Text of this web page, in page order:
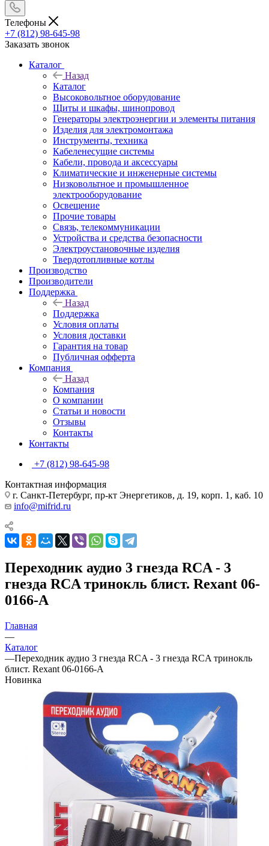
Телефоны
+7 (812) 98-645-98
Заказать звонок
Каталог
Назад
Каталог
Высоковольтное оборудование
Щиты и шкафы, шинопровод
Генераторы электроэнергии и элементы питания
Изделия для электромонтажа
Инструменты, техника
Кабеленесущие системы
Кабели, провода и аксессуары
Климатические и инженерные системы
Низковольтное и промышленное
электрооборудование
Освещение
Прочие товары
Связь, телекоммуникации
Устройства и средства безопасности
Электроустановочные изделия
Твердотопливные котлы
Производство
Производители
Поддержка
Назад
Поддержка
Условия оплаты
Условия доставки
Гарантия на товар
Публичная офферта
Компания
Назад
Компания
О компании
Статьи и новости
Отзывы
Контакты
Контакты
+7 (812) 98-645-98
Контактная информация
г. Санкт-Петербург, пр-кт Энергетиков, д. 19, корп. 1, каб. 10
info@mifrid.ru
Переходник аудио 3 гнезда RCA - 3
гнезда RCA тринокль блист. Rexant 06-
0166-A
Главная
—
Каталог
—Переходник аудио 3 гнезда RCA - 3 гнезда RCA тринокль
блист. Rexant 06-0166-A
Новинка